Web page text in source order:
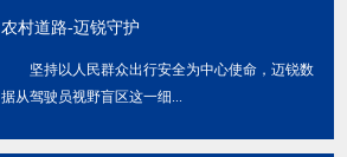
农村道路-迈锐守护
坚持以人民群众出行安全为中心使命，迈锐数
据从驾驶员视野盲区这一细...